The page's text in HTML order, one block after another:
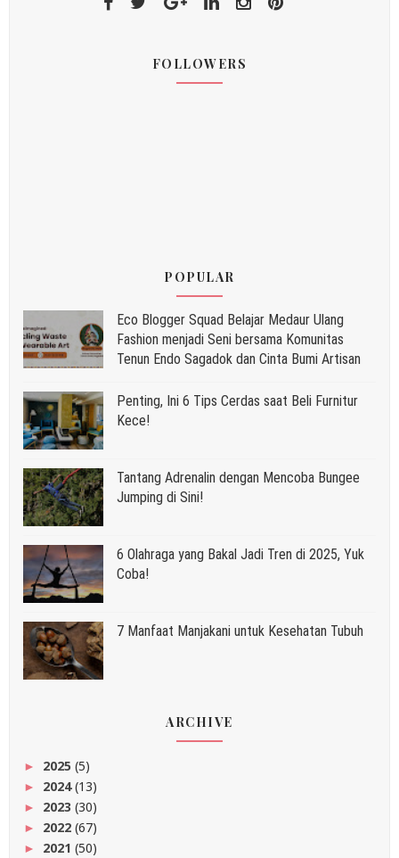
FOLLOWERS
POPULAR
Eco Blogger Squad Belajar Medaur Ulang
Fashion menjadi Seni bersama Komunitas
Tenun Endo Sagadok dan Cinta Bumi Artisan
Penting, Ini 6 Tips Cerdas saat Beli Furnitur
Kece!
Tantang Adrenalin dengan Mencoba Bungee
Jumping di Sini!
6 Olahraga yang Bakal Jadi Tren di 2025, Yuk
Coba!
7 Manfaat Manjakani untuk Kesehatan Tubuh
ARCHIVE
► 2025 (5)
► 2024(13)
► 2023 (30)
► 2022 (67)
► 2021 (50)